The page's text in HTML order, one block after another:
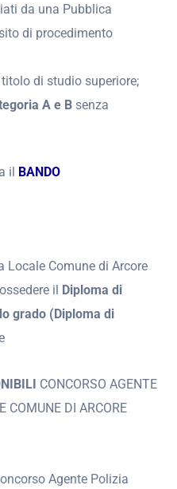
da una Pubblica
di procedimento
di studio superiore;
A e B senza
il BANDO
Locale Comune di Arcore
il Diploma di
grado (Diploma di
CONCORSO AGENTE
COMUNE DI ARCORE
Agente Polizia